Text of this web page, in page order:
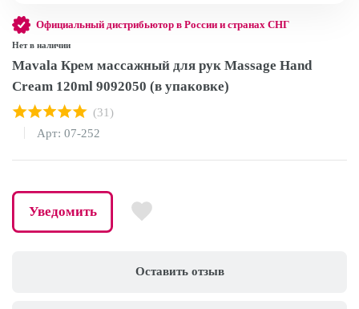
Оставить отзыв
Официальный дистрибьютор в России и странах СНГ
Нет в наличии
Mavala Крем массажный для рук Massage Hand
Cream 120ml 9092050 (в упаковке)
(31)
Арт: 07-252
Уведомить